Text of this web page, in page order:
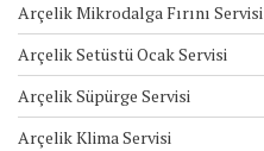
Arçelik Mikrodalga Fırını Servisi
Arçelik Setüstü Ocak Servisi
Arçelik Süpürge Servisi
Arçelik Klima Servisi